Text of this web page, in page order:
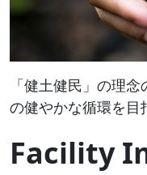
「健土健民」の理
の健やかな循環を目
Facility